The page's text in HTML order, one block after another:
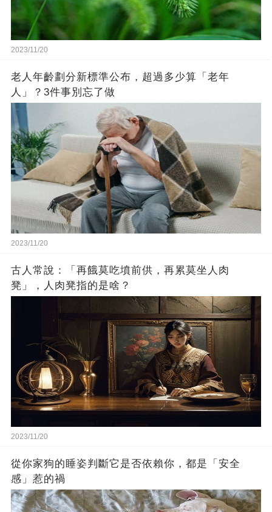
2023/11/20
老人年齡劃分新標準公布，超過多少算「老年
人」？3件事別忘了做
2023/11/20
古人常說：「再餓莫吃墳前供，再累莫坐人肉
凳」，人肉凳指的是啥？
2023/11/20
從你家狗的睡姿判斷它是否依賴你，都是「安全
感」惹的禍